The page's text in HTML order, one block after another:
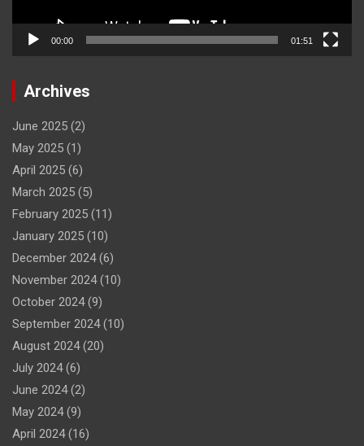
00:00 01:51
Archives
June 2025 (2)
May 2025 (1)
April 2025 (6)
March 2025 (5)
February 2025 (11)
January 2025 (10)
December 2024(6)
November 2024(10)
October 2024(9)
September 2024(10)
August 2024(20)
July 2024(6)
June 2024(2)
May 2024(9)
April 2024(16)